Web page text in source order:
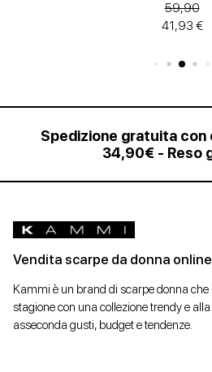
59,90
41,93 €
Spedizione gratuita con
34,90€ - Reso
Vendita scarpe da donna online
Kammi è un brand di scarpe donna
stagione con una collezione trendy e
asseconda gusti, budget e tendenze.